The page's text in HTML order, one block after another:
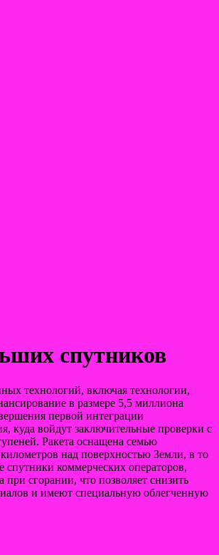
спутников
технологий, включая технологии,
в размере 5,5 миллиона
первой интеграции
куда войдут заключительные проверки с
Ракета оснащена семью
над поверхностью Земли, в то
спутники коммерческих операторов,
сгорании, что позволяет снизить
и имеют специальную облегченную